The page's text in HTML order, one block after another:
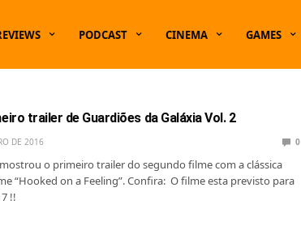
PODCAST CINEMA GAMES
trailer de Guardiões da Galáxia Vol. 2
DE 2016 0
o primeiro trailer do segundo filme com a clássica
“Hooked on a Feeling”. Confira: O filme esta previsto para
!!